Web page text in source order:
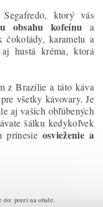
ktorý vás
obsahu kofeínu a
čokolády, karamelu a
hustá kréma, ktorá
z Brazílie a táto káva
všetky kávovary. Je
aj vašich obľúbených
šálku kedykoľvek
prinesie osvieženie a
do: pozri na obale.